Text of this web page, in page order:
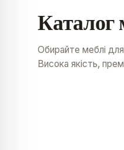
Каталог
Обирайте меблі
Висока якість,